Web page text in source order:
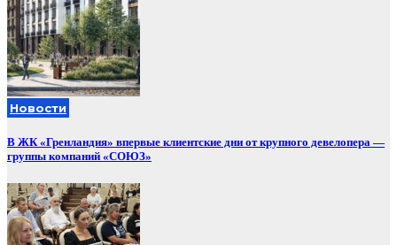
Новости
В ЖК «Гренландия» впервые клиентские дни от крупного девелопера —
группы компаний «СОЮЗ»